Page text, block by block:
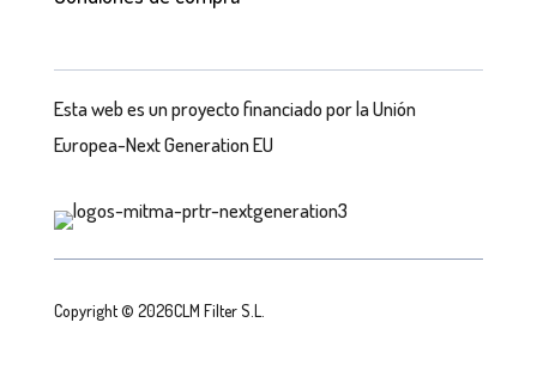
Esta web es un proyecto financiado por la Unión
Europea-Next Generation EU
Copyright © 2026CLM Filter S.L.